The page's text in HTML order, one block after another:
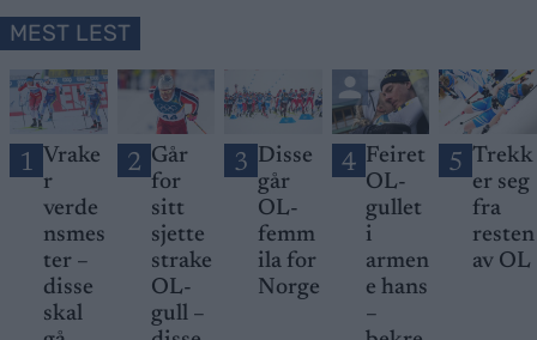
MEST LEST
1 Vrake
r
verde
nsmes
ter –
disse
skal
2 Går
for
sitt
sjette
strake
OL-
gull –
3 Disse
går
OL-
femm
ila for
Norge
4 Feiret
OL-
gullet
i
armen
e hans
–
5 Trekk
er seg
fra
resten
av OL